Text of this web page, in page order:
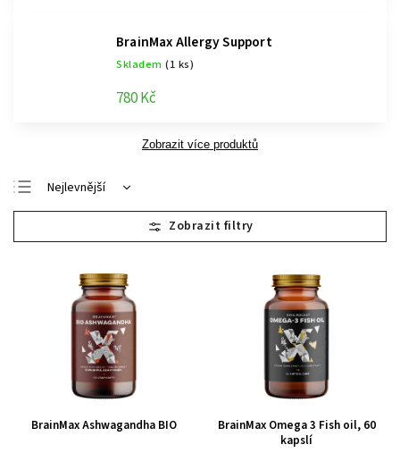
BrainMax Allergy Support
Skladem (1 ks)
780 Kč
Zobrazit více produktů
Nejlevnější
Nejdražší
Nejprodávanější
Abecedně
BrainMax Ashwagandha BIO
BrainMax Omega 3 Fish oil, 60
kapslí